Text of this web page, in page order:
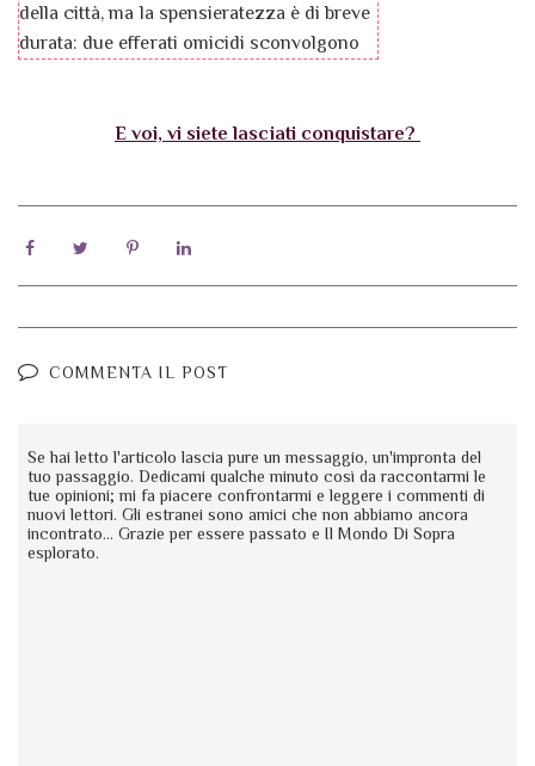
della città, ma la spensieratezza è di breve
durata: due efferati omicidi sconvolgono
sospetta di David Schmelke.
Quali verità cela l'antico cimitero ebraico?
Tra leggende vecchie di secoli e segreti
atmosfere gotiche, in un viaggio di sola
E voi, vi siete lasciati conquistare?
COMMENTA IL POST
Se hai letto l'articolo lascia pure un messaggio, un'impronta del
tuo passaggio. Dedicami qualche minuto così da raccontarmi le
tue opinioni; mi fa piacere confrontarmi e leggere i commenti di
nuovi lettori. Gli estranei sono amici che non abbiamo ancora
incontrato... Grazie per essere passato e Il Mondo Di Sopra
esplorato.